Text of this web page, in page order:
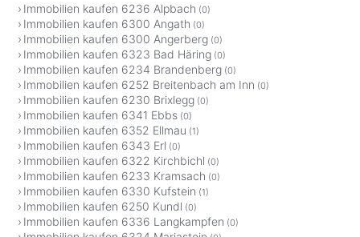
Immobilien kaufen 6236 Alpbach (0)
Immobilien kaufen 6300 Angath (0)
Immobilien kaufen 6300 Angerberg (0)
Immobilien kaufen 6323 Bad Häring (0)
Immobilien kaufen 6234 Brandenberg (0)
Immobilien kaufen 6252 Breitenbach am Inn (0)
Immobilien kaufen 6230 Brixlegg (0)
Immobilien kaufen 6341 Ebbs (0)
Immobilien kaufen 6352 Ellmau (1)
Immobilien kaufen 6343 Erl (0)
Immobilien kaufen 6322 Kirchbichl (0)
Immobilien kaufen 6233 Kramsach (0)
Immobilien kaufen 6330 Kufstein (1)
Immobilien kaufen 6250 Kundl (0)
Immobilien kaufen 6336 Langkampfen (0)